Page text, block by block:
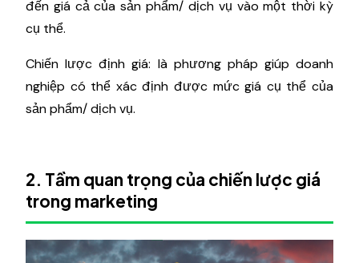
đến giá cả của sản phẩm/ dịch vụ vào một thời kỳ
cụ thể.
Chiến lược định giá: là phương pháp giúp doanh
nghiệp có thể xác định được mức giá cụ thể của
sản phẩm/ dịch vụ.
2. Tầm quan trọng của chiến lược giá
trong marketing